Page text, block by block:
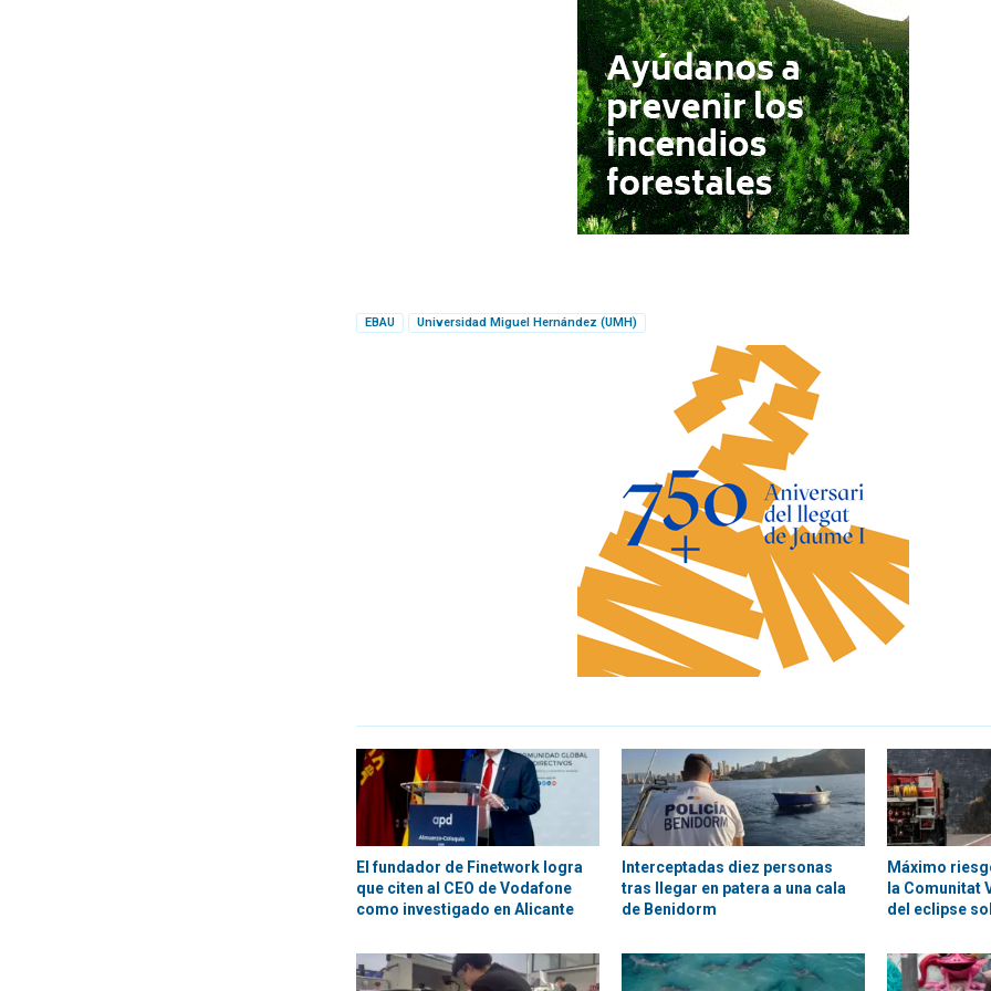
EBAU Universidad Miguel Hernández (UMH)
El fundador de Finetwork logra
que citen al CEO de Vodafone
como investigado en Alicante
Interceptadas diez personas
tras llegar en patera a una cala
de Benidorm
Máximo
la Comunitat
del eclipse